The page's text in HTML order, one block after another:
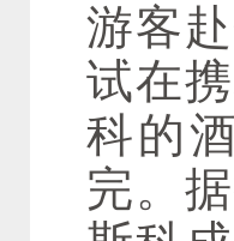
游客
试在
科的
完。